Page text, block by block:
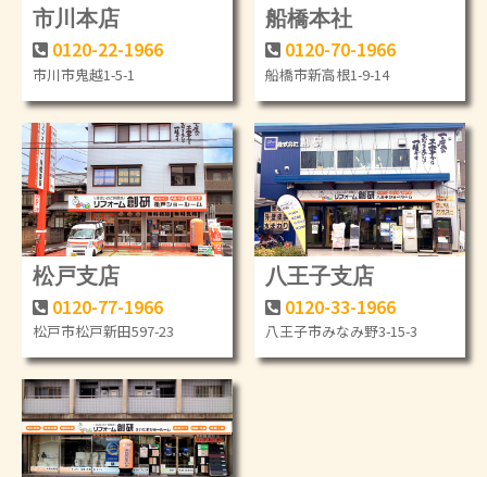
市川本店
0120-22-1966
市川市鬼越1-5-1
船橋本社
0120-70-1966
船橋市新高根1-9-14
松戸支店
0120-77-1966
松戸市松戸新田597-23
八王子支店
0120-33-1966
八王子市みなみ野3-15-3